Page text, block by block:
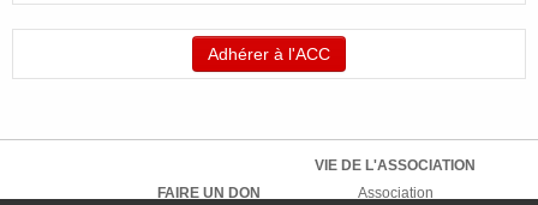
Adhérer à l'ACC
VIE DE L'ASSOCIATION
FAIRE UN DON
Association